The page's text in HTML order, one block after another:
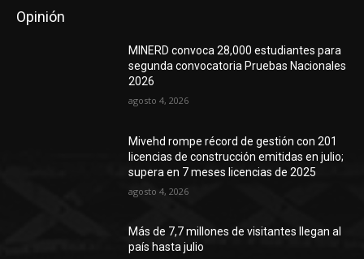
Opinión
MINERD convoca 28,000 estudiantes para
segunda convocatoria Pruebas Nacionales
2026
agosto 4, 2026
Mivehd rompe récord de gestión con 201
licencias de construcción emitidas en julio;
supera en 7 meses licencias de 2025
agosto 4, 2026
Más de 7,7 millones de visitantes llegan al
país hasta julio